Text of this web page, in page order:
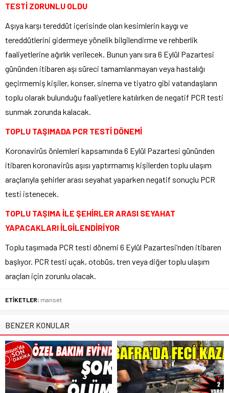
TESTİ ZORUNLU OLDU
Aşıya karşı tereddüt içerisinde olan kesimlerin kaygı ve
tereddütlerini gidermeye yönelik bilgilendirme ve rehberlik
faaliyetlerine ağırlık verilecek. Bunun yanı sıra 6 Eylül Pazartesi
gününden itibaren aşı süreci tamamlanmayan veya hastalığı
geçirmemiş kişiler, konser, sinema ve tiyatro gibi vatandaşların
toplu olarak bulunduğu faaliyetlere katılırken de negatif PCR testi
sunmak zorunda kalacak.
TOPLU TAŞIMADA PCR TESTİ DÖNEMİ
Koronavirüs önlemleri kapsamında 6 Eylül Pazartesi gününden
itibaren koronavirüs aşısı yaptırmamış kişilerden toplu ulaşım
araçlarıyla şehirler arası seyahat yaparken negatif sonuçlu PCR
testi istenecek.
TOPLU TAŞIMA İLE ŞEHİRLER ARASI SEYAHAT
YAPACAKLARI İLGİLENDİRİYOR
Toplu taşımada PCR testi dönemi 6 Eylül Pazartesi’nden itibaren
başlıyor. PCR testi uçak, otobüs, tren veya diğer toplu ulaşım
araçları için zorunlu olacak.
ETİKETLER: manset
BENZER KONULAR